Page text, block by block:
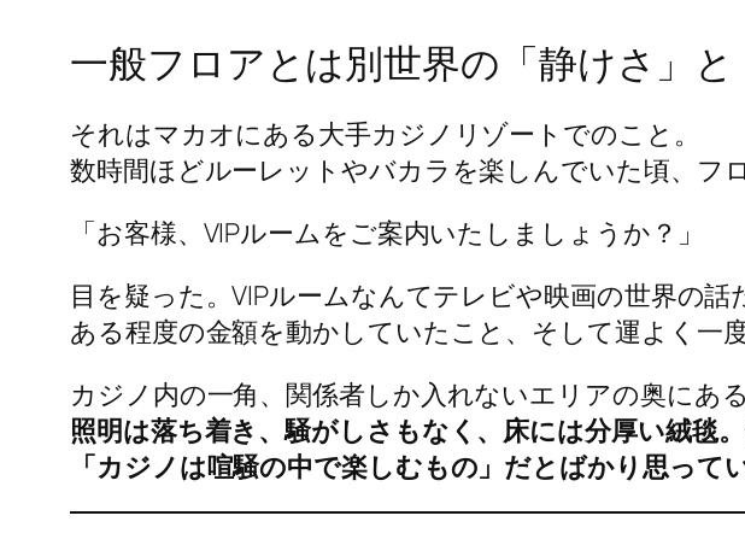
一般フロアとは別世界の「静けさ」と
それはマカオにある大手カジノリゾートでのこと。
数時間ほどルーレットやバカラを楽しんでいた頃、フ
「お客様、VIPルームをご案内いたしましょうか？」
目を疑った。VIPルームなんてテレビや映画の世界の
ある程度の金額を動かしていたこと、そして運よく一
カジノ内の一角、関係者しか入れないエリアの奥にあ
照明は落ち着き、騒がしさもなく、床には分厚い絨毯
「カジノは喧騒の中で楽しむもの」だとばかり思って